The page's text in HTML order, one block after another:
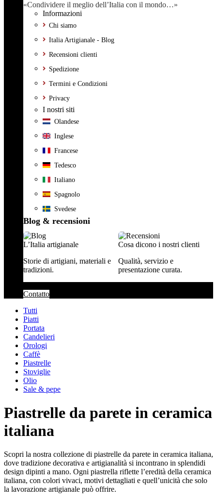
«Condividere il meglio dell’Italia con il mondo…»
Informazioni
Chi siamo
Italia Artigianale - Blog
Recensioni clienti
Spedizione
Termini e Condizioni
Privacy
I nostri siti
Olandese
Inglese
Francese
Tedesco
Italiano
Spagnolo
Svedese
Blog & recensioni
L’Italia artigianale
Storie di artigiani, materiali e
tradizioni.
Cosa dicono i nostri clienti
Qualità, servizio e
presentazione curata.
Contatto
Tutti
Piatti
Portata
Candelieri
Orologi
Caffè
Piastrelle
Stoviglie
Olio
Sale & pepe
Piastrelle da parete in ceramica
italiana
Scopri la nostra collezione di piastrelle da parete in ceramica italiana,
dove tradizione decorativa e artigianalità si incontrano in splendidi
design dipinti a mano. Ogni piastrella riflette l’eredità della ceramica
italiana, con colori vivaci, motivi dettagliati e quell’unicità che solo
la lavorazione artigianale può offrire.